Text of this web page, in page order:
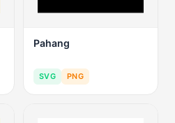
Pahang
SVG PNG